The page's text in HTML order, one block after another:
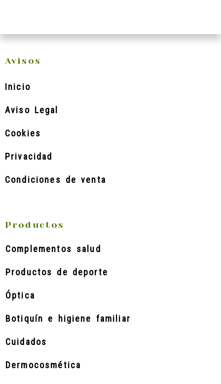
Avisos
Inicio
Aviso Legal
Cookies
Privacidad
Condiciones de venta
Productos
Complementos salud
Productos de deporte
Óptica
Botiquín e higiene familiar
Cuidados
Dermocosmética